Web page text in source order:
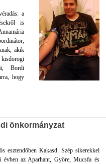
a
is
akik
Bordi
hogy
önkormányzat
esztendőben Kakasd. Szép sikerekkel
évben az Aparhant, Györe, Mucsfa és